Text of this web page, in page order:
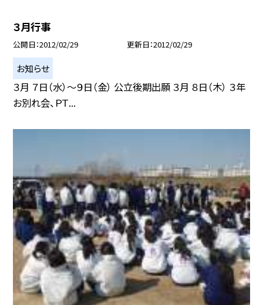
３月行事
公開日 2012/02/29 更新日 2012/02/29
お知らせ
３月 ７日（水）〜９日（金） 公立後期出願 ３月 ８日（木） ３年
お別れ会、ＰＴ...